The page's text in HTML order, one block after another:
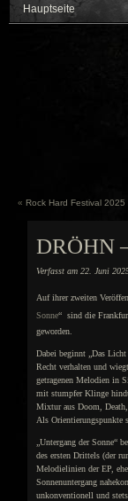
Hauptseite
« Rock Hard Festival 2025
DRÖHN
Verfasst am 22. Juni
Auf ihrer zweiten
Sonne“ sind die
geworden.
Dabei beginnt „Das
Recht verhalten und
getragenen Melodien in
mit stumpfer Klinge
Mixtur aus Doom,
Als Orientierungspunkte
„Untergang der Sonne“
des ersten Drittels (der
Melodielinien der EP,
Sonnenuntergang
unkonventionell und